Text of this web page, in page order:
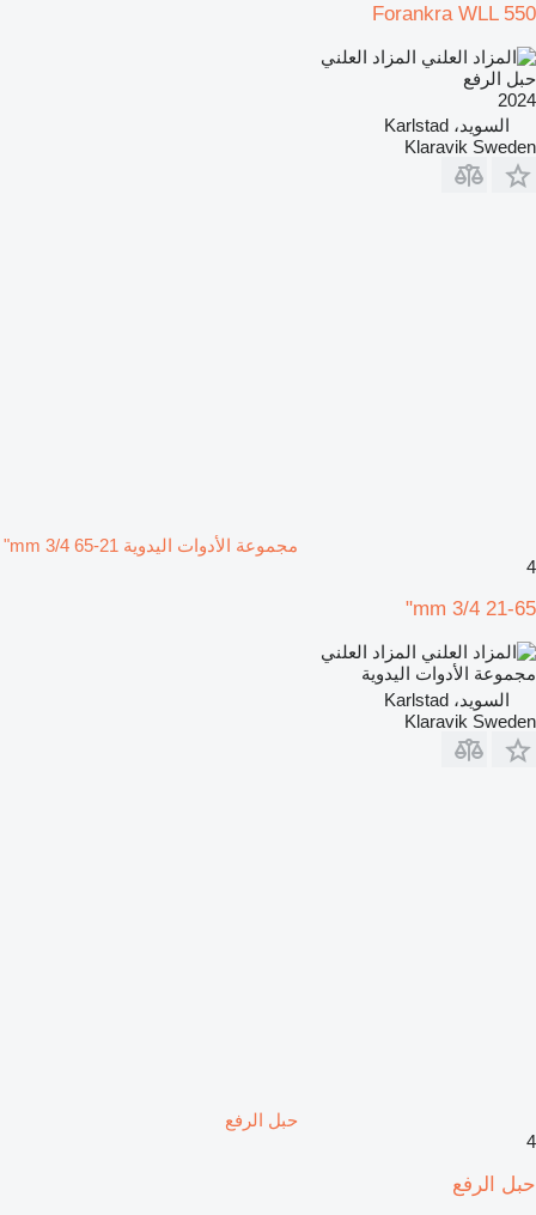
Forankra WLL 550
المزاد العلني
حبل الرفع
2024
السويد، Karlstad
Klaravik Sweden
مجموعة الأدوات اليدوية 21-65 mm 3/4"
4
21-65 mm 3/4"
المزاد العلني
مجموعة الأدوات اليدوية
السويد، Karlstad
Klaravik Sweden
حبل الرفع
4
حبل الرفع